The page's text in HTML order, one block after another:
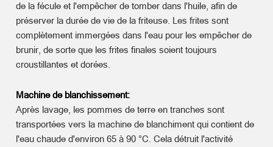
de la fécule et l'empêcher de tomber dans l'huile, afin de
préserver la durée de vie de la friteuse. Les frites sont
complètement immergées dans l'eau pour les empêcher de
brunir, de sorte que les frites finales soient toujours
croustillantes et dorées.
Machine de blanchissement:
Après lavage, les pommes de terre en tranches sont
transportées vers la machine de blanchiment qui contient de
l'eau chaude d'environ 65 à 90 °C. Cela détruit l'activité